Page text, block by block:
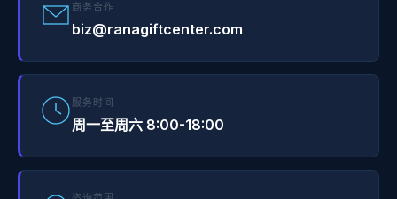
商务合作
biz@ranagiftcenter.com
服务时间
周一至周六 8:00-18:00